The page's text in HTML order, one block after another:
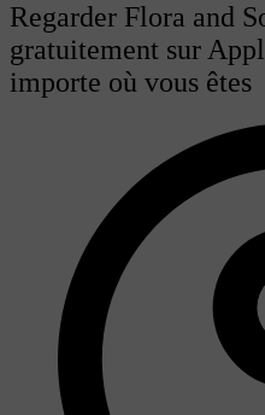
Regarder Flora and
gratuitement sur
importe où vous êtes